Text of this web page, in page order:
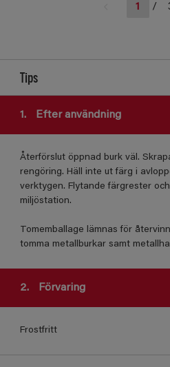
1 /
Tips
1. Efter användning
Återförslut öppnad burk väl.
rengöring. Häll inte ut färg i
verktygen. Flytande färgrester
miljöstation.
Tomemballage lämnas för
tomma metallburkar samt
2. Förvaring
Frostfritt